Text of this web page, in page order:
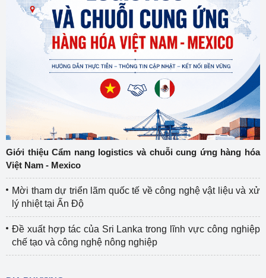
Giới thiệu Cẩm nang logistics và chuỗi cung ứng hàng hóa
Việt Nam - Mexico
Mời tham dự triển lãm quốc tế về công nghệ vật liệu và xử
lý nhiệt tại Ấn Độ
Đề xuất hợp tác của Sri Lanka trong lĩnh vực công nghiệp
chế tạo và công nghệ nông nghiệp